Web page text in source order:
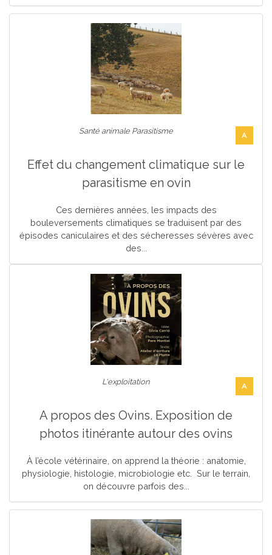
A
Santé animale Parasitisme
Effet du changement climatique sur le
parasitisme en ovin
Ces dernières années, les impacts des
bouleversements climatiques se traduisent par des
épisodes caniculaires et des sécheresses sévères avec
des...
A
L'exploitation
A propos des Ovins. Exposition de
photos itinérante autour des ovins
À l’école vétérinaire, on apprend la théorie : anatomie,
physiologie, histologie, microbiologie etc. Sur le terrain,
on découvre parfois des...